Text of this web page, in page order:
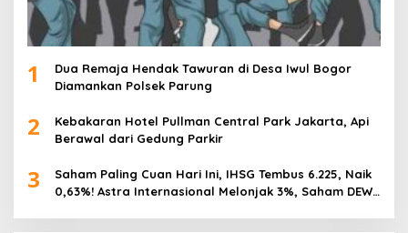
1
Dua Remaja Hendak Tawuran di Desa Iwul Bogor
Diamankan Polsek Parung
2
Kebakaran Hotel Pullman Central Park Jakarta, Api
Berawal dari Gedung Parkir
3
Saham Paling Cuan Hari Ini, IHSG Tembus 6.225, Naik
0,63%! Astra Internasional Melonjak 3%, Saham DEWA